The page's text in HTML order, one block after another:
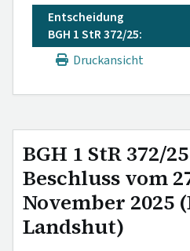
Entscheidung
BGH 1 StR 372/25:
Druckansicht
BGH 1 StR 372/
Beschluss vom
November 2025
Landshut)